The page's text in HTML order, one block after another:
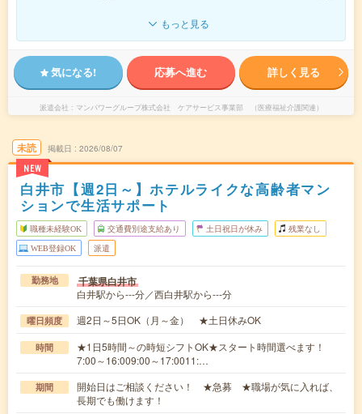
もっと見る
気になる! 応募へ進む 詳しく見る
派遣会社 マンパワーグループ株式会社 ケアサービス事業部 （医療福祉介護関連）
未読
NEW
掲載日 2026/08/07
白井市【週2日～】ホテルライクな高齢者マン
ションで生活サポート
職種未経験OK 交通費別途支給あり 土日祝日が休み 残業なし
WEB登録OK 派遣
勤務地 千葉県白井市
白井駅から---分／西白井駅から---分
曜日頻度 週2日～5日OK（月～金） ★土日休みOK
時間
★1日5時間～の時短シフトOK★スタート時間選べます！
7:00～16:009:00～17:0011:…
期間
開始日はご相談ください！ ★急募 ★職場が気に入れば、
長期でも働けます！